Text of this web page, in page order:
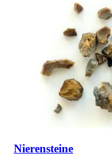
Nierensteine